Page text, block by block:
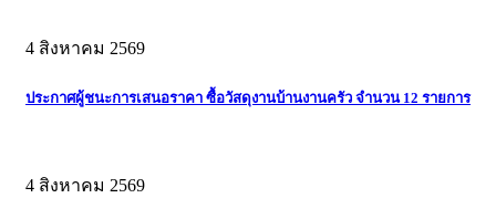
4 สิงหาคม 2569
ประกาศผู้ชนะการเสนอราคา ซื้อวัสดุงานบ้านงานครัว จำนวน 12 รายการ
4 สิงหาคม 2569